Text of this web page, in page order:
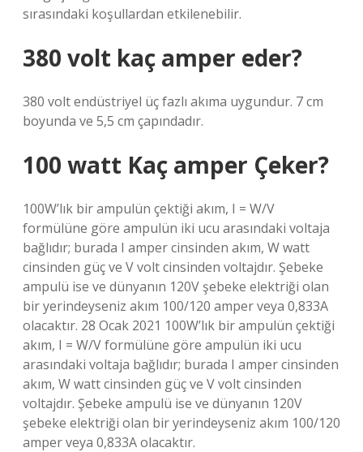
sırasındaki koşullardan etkilenebilir.
380 volt kaç amper eder?
380 volt endüstriyel üç fazlı akıma uygundur. 7 cm
boyunda ve 5,5 cm çapındadır.
100 watt Kaç amper Çeker?
100W’lık bir ampulün çektiği akım, I = W/V
formülüne göre ampulün iki ucu arasındaki voltaja
bağlıdır; burada I amper cinsinden akım, W watt
cinsinden güç ve V volt cinsinden voltajdır. Şebeke
ampulü ise ve dünyanın 120V şebeke elektriği olan
bir yerindeyseniz akım 100/120 amper veya 0,833A
olacaktır. 28 Ocak 2021 100W’lık bir ampulün çektiği
akım, I = W/V formülüne göre ampulün iki ucu
arasındaki voltaja bağlıdır; burada I amper cinsinden
akım, W watt cinsinden güç ve V volt cinsinden
voltajdır. Şebeke ampulü ise ve dünyanın 120V
şebeke elektriği olan bir yerindeyseniz akım 100/120
amper veya 0,833A olacaktır.